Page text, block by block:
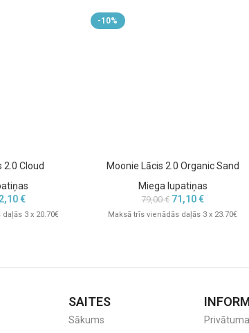
2.0 Cloud
€
3 x 20.70€
-10%
Moonie Lācis 2.0 Organic Sand
Miega lupatiņas
79,00€ 71,10€
Maksā trīs vienādās daļās 3 x 23.70€
SAITES
Sākums